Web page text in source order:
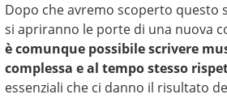
Dopo che avremo scoperto questo
si apriranno le porte di una nuova
è comunque possibile scrivere
complessa e al tempo stesso
essenziali che ci danno il risultato